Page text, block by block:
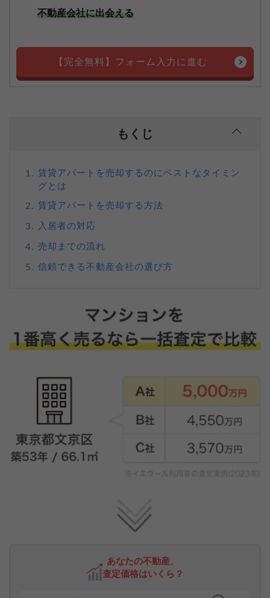
不動産会社に出会える
【完全無料】フォーム入力に進む
もくじ
1. 賃貸アパートを売却するのにベストなタイミン
グとは
2. 賃貸アパートを売却する方法
3. 入居者の対応
4. 売却までの流れ
5. 信頼できる不動産会社の選び方
あなたの不動産、
査定価格はいくら？